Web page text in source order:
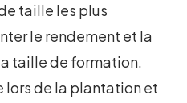
taille les plus
le rendement et la
taille de formation.
de la plantation et